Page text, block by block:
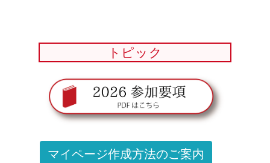
トピック
マイページ作成方法のご案内